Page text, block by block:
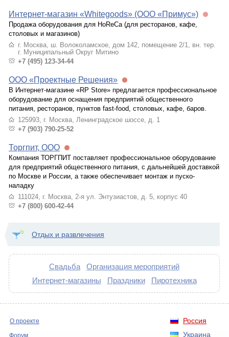
Интернет-магазин «Whitegoods» (ООО «Примус»)
Продажа оборудования для HoReCa (для ресторанов, кафе,
столовых и магазинов)
г. Москва, ш. Волоколамское, дом 142, помещение 2/1, вн. тер.
г. Муниципальный Округ Митино
+7 (495) 123-34-44
ООО «Проектные Решения»
В Интернет-магазине «RP Store» предлагается профессиональное
оборудование для оснащения предприятий общественного
питания, ресторанов, пунктов fast-food, столовых, кафе, баров.
125993, г. Москва, Ленинградское шоссе, д. 1
+7 (903) 790-25-52
Торгпит, ООО
Компания ТОРГПИТ поставляет профессиональное оборудование
для предприятий общественного питания, с дальнейшей доставкой
по Москве и России, а также обеспечивает монтаж и пуско-
наладку
111024, г. Москва, 2-я ул. Энтузиастов, д. 5, корпус 40
+7 (800) 600-42-44
Отдых и развлечения
Свадьба
Организация мероприятий
Интернет-магазины
Праздники Пиротехника
Россия
Украина
О проекте
Форум